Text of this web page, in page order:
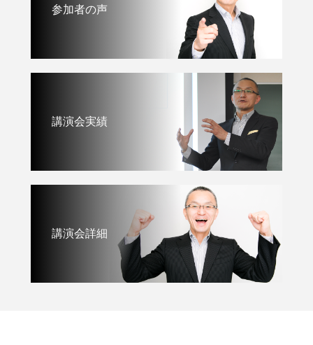
参加者の声
講演会実績
講演会詳細